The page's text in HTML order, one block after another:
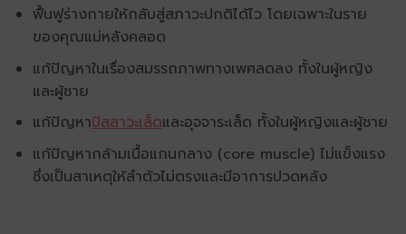
ฟื้นฟูร่างกายให้กลับสู่สภาวะปกติได้ไว โดยเฉพาะในราย
ของคุณแม่หลังคลอด
แก้ปัญหาในเรื่องสมรรถภาพทางเพศลดลง ทั้งในผู้หญิง
และผู้ชาย
แก้ปัญหาปัสสาวะเล็ดและอุจจาระเล็ด ทั้งในผู้หญิงและผู้ชาย
แก้ปัญหากล้ามเนื้อแกนกลาง (core muscle) ไม่แข็งแรง
ซึ่งเป็นสาเหตุให้ลำตัวไม่ตรงและมีอาการปวดหลัง